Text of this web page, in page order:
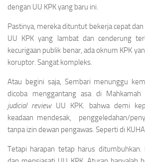
dengan UU KPK yang baru ini.
Pastinya, mereka dituntut bekerja cepat
UU KPK yang lambat dan cenderung
kecurigaan publik benar, ada oknum KPK
koruptor. Sangat kompleks.
Atau begini saja, Sembari menunggu
dicoba menggantang asa di Mahkamah
judicial reviewUU KPK. bahwa demi
keadaan mendesak, penggeledahan/
tanpa izin dewan pengawas. Seperti di
Tetapi harapan tetap harus ditumbuhkan.